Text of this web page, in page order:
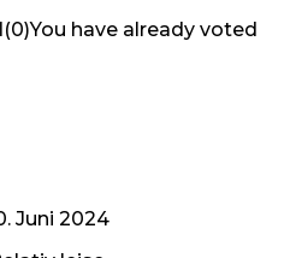
(0)You have already voted
Juni 2024